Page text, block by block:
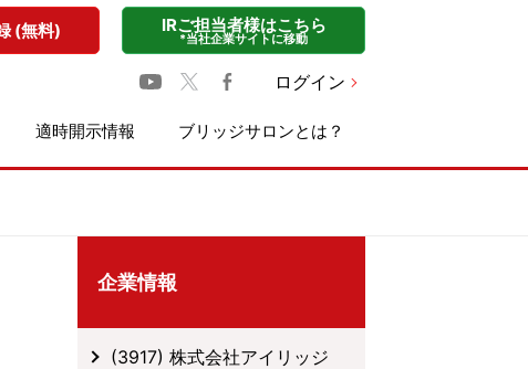
(無料) IRご担当者様はこちら
*当社企業サイトに移動
ログイン
適時開示情報 ブリッジサロンとは？
企業情報
(3917) 株式会社アイリッジ